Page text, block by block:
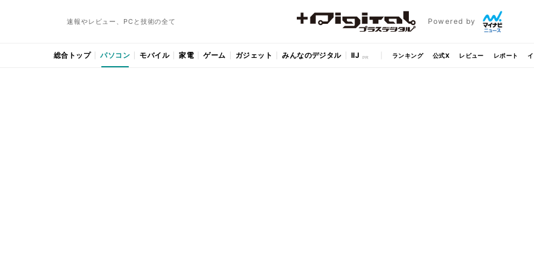
速報やレビュー、PCと技術の全て Powered by
総合トップ パソコン モバイル 家電 ゲーム ガジェット みんなのデジタル IIJ ランキング 公式X レビュー レポート